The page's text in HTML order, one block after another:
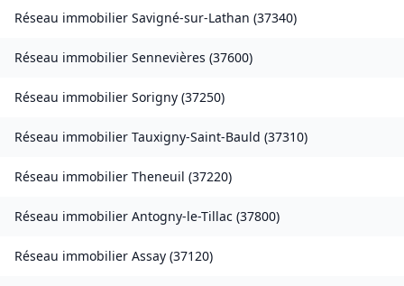
Réseau immobilier Savigné-sur-Lathan (37340)
Réseau immobilier Sennevières (37600)
Réseau immobilier Sorigny (37250)
Réseau immobilier Tauxigny-Saint-Bauld (37310)
Réseau immobilier Theneuil (37220)
Réseau immobilier Antogny-le-Tillac (37800)
Réseau immobilier Assay (37120)